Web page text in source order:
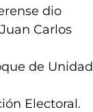
dio
Carlos
de Unidad
Electoral.